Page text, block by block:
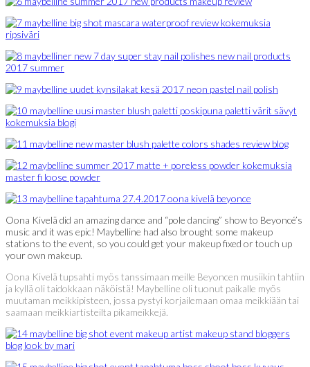
Oona Kivelä did an amazing dance and “pole dancing” show to Beyoncé’s
music and it was epic! Maybelline had also brought some makeup
stations to the event, so you could get your makeup fixed or touch up
your own makeup.
Oona Kivelä tupsahti myös tanssimaan meille Beyoncen musiikin tahtiin
ja kyllä oli taidokkaan näköistä! Maybelline oli tuonut paikalle myös
muutaman meikkipisteen, jossa pystyi korjailemaan omaa meikkiään tai
saamaan meikkiartisteilta pikameikkejä.